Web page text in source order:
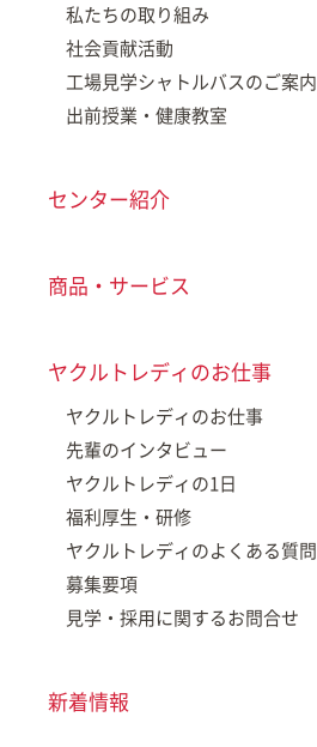
私たちの取り組み
社会貢献活動
工場見学シャトルバスのご案内
出前授業・健康教室
センター紹介
商品・サービス
ヤクルトレディのお仕事
ヤクルトレディのお仕事
先輩のインタビュー
ヤクルトレディの1日
福利厚生・研修
ヤクルトレディのよくある質問
募集要項
見学・採用に関するお問合せ
新着情報